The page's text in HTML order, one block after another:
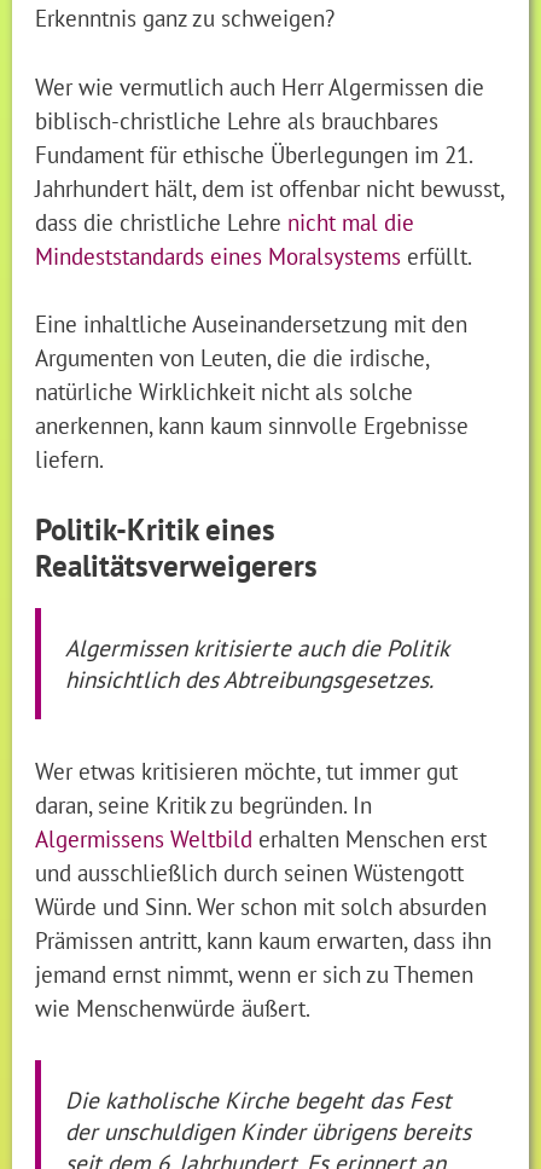
Erkenntnis ganz zu schweigen?
Wer wie vermutlich auch Herr Algermissen die
biblisch-christliche Lehre als brauchbares
Fundament für ethische Überlegungen im 21.
Jahrhundert hält, dem ist offenbar nicht bewusst,
dass die christliche Lehre nicht mal die
Mindeststandards eines Moralsystems erfüllt.
Eine inhaltliche Auseinandersetzung mit den
Argumenten von Leuten, die die irdische,
natürliche Wirklichkeit nicht als solche
anerkennen, kann kaum sinnvolle Ergebnisse
liefern.
Politik-Kritik eines
Realitätsverweigerers
Algermissen kritisierte auch die Politik
hinsichtlich des Abtreibungsgesetzes.
Wer etwas kritisieren möchte, tut immer gut
daran, seine Kritik zu begründen. In
Algermissens Weltbild erhalten Menschen erst
und ausschließlich durch seinen Wüstengott
Würde und Sinn. Wer schon mit solch absurden
Prämissen antritt, kann kaum erwarten, dass ihn
jemand ernst nimmt, wenn er sich zu Themen
wie Menschenwürde äußert.
Die katholische Kirche begeht das Fest
der unschuldigen Kinder übrigens bereits
seit dem 6. Jahrhundert. Es erinnert an